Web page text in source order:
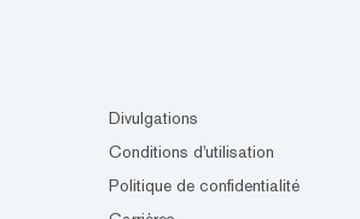
Divulgations
Conditions d'utilisation
Politique de confidentialité